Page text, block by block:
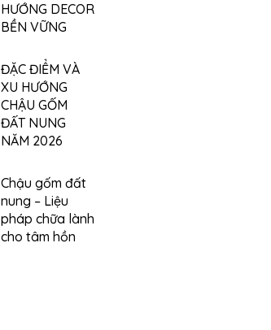
HƯỚNG DECOR
BỀN VỮNG
ĐẶC ĐIỂM VÀ
XU HƯỚNG
CHẬU GỐM
ĐẤT NUNG
NĂM 2026
Chậu gốm đất
nung – Liệu
pháp chữa lành
cho tâm hồn